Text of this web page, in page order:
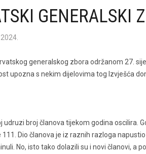
GENERALSKI
generalskog zbora održanom 27.
upozna s nekim dijelovima tog Izvješća
udruzi broj članova tijekom godina oscilira.
111. Dio članova je iz raznih razloga
No, isto tako dolazili su i novi članovi, a